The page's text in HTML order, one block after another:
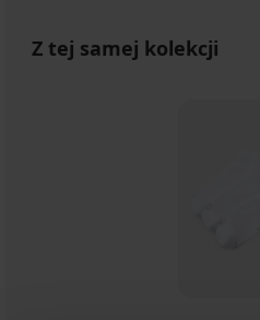
Z tej samej kolekcji